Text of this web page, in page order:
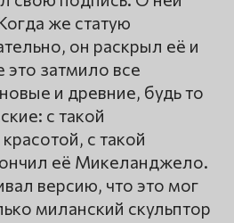
же статую
он раскрыл её и
это затмило все
и древние, будь то
с такой
с такой
её Микеланджело.
версию, что это мог
миланский скульптор